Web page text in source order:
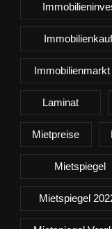
Immobilienmarkt
Laminat
Mietpreise
Mietspiegel
Mietspiegel